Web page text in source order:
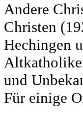
Andere
Christen
Hechingen
und
Für einige